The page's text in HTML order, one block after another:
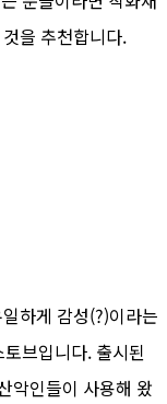
을 추천합니다.
하게 감성(?)이라는
브입니다. 출시된
악인들이 사용해 왔